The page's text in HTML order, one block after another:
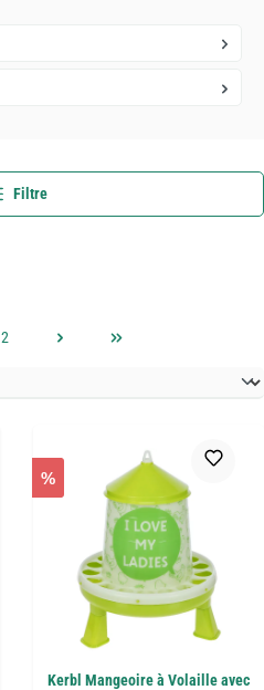
Filtre
Page
2
%
Kerbl Mangeoire à Volaille avec